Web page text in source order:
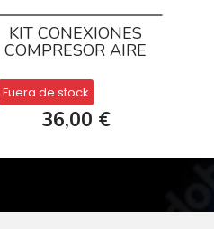
KIT CONEXIONES
COMPRESOR AIRE
Fuera de stock
36,00 €